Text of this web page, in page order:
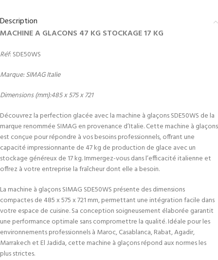
Description
MACHINE A GLACONS 47 KG STOCKAGE 17 KG
Réf: SDE50WS
Marque: SIMAG Italie
Dimensions (mm):485 x 575 x 721
Découvrez la perfection glacée avec la machine à glaçons SDE50WS de la
marque renommée SIMAG en provenance d’Italie. Cette machine à glaçons
est conçue pour répondre à vos besoins professionnels, offrant une
capacité impressionnante de 47 kg de production de glace avec un
stockage généreux de 17 kg. Immergez-vous dans l’efficacité italienne et
offrez à votre entreprise la fraîcheur dont elle a besoin.
La machine à glaçons SIMAG SDE50WS présente des dimensions
compactes de 485 x 575 x 721 mm, permettant une intégration facile dans
votre espace de cuisine. Sa conception soigneusement élaborée garantit
une performance optimale sans compromettre la qualité. Idéale pour les
environnements professionnels à Maroc, Casablanca, Rabat, Agadir,
Marrakech et El Jadida, cette machine à glaçons répond aux normes les
plus strictes.